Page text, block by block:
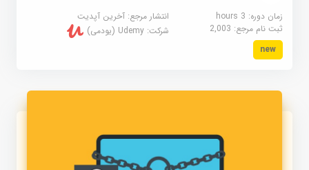
زمان دوره: 3 hours
انتشار مرجع:آخرین آپدیت
ثبت نام مرجع:2,003 شرکت:Udemy (یودمی)
new